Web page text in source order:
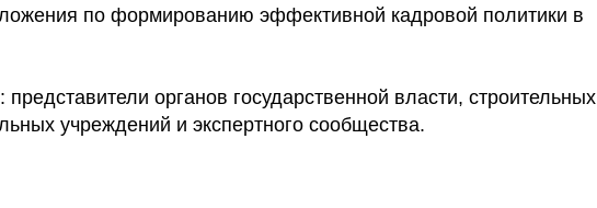
по формированию эффективной кадровой политики в
органов государственной власти, строительных
учреждений и экспертного сообщества.